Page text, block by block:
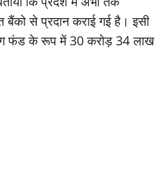
बैंको से प्रदान कराई गई है। इसी
फंड के रूप में 30 करोड़ 34 लाख